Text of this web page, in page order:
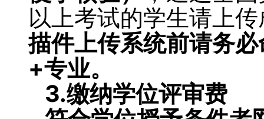
以上考试的学生请上
描件上传系统前请务
+专业。
3.缴纳学位评审费